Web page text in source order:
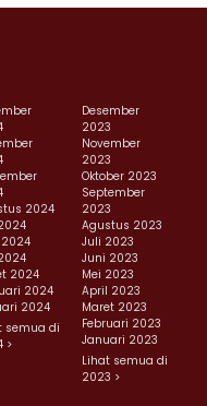
2024
2024
2024
2024
semua di
>
Desember
2023
November
2023
Oktober 2023
September
2023
Agustus 2023
Juli 2023
Juni 2023
Mei 2023
April 2023
Maret 2023
Februari 2023
Januari 2023
Lihat semua di
2023 >